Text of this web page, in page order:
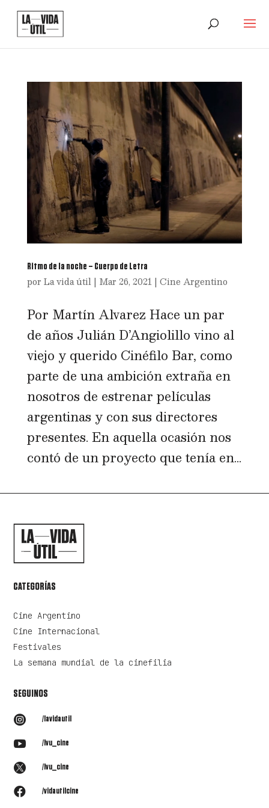
Ritmo de la noche – Cuerpo de Letra
por La vida útil| Mar 26, 2021| Cine Argentino
Por Martín Alvarez Hace un par
de años Julián D’Angiolillo vino al
viejo y querido Cinéfilo Bar, como
parte de una ambición extraña en
nosotros de estrenar películas
argentinas y con sus directores
presentes. En aquella ocasión nos
contó de un proyecto que tenía en...
CATEGORÍAS
Cine Argentino
Cine Internacional
Festivales
La semana mundial de la cinefilia
SEGUINOS
 /lavidautil
 /lvu_cine
 /lvu_cine
 /vidautilcine